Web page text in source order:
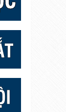
THU TRANG